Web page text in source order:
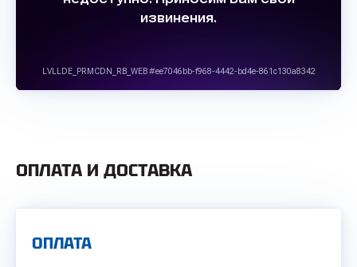
ОПЛАТА И ДОСТАВКА
ОПЛАТА